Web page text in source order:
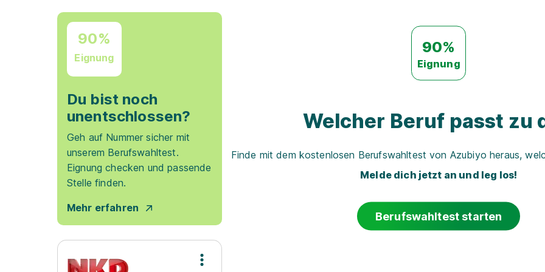
90%
Eignung
Du bist noch
unentschlossen?
Geh auf Nummer sicher mit
unserem Berufswahltest.
Eignung checken und passende
Stelle finden.
Mehr erfahren
90%
Eignung
Welcher Beruf passt zu
Finde mit dem kostenlosen Berufswahltest von Azubiyo heraus,
Melde dich jetzt an und leg los!
Berufswahltest starten